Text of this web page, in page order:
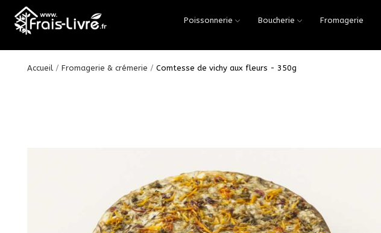
Poissonnerie Boucherie Fromagerie
Accueil Fromagerie & crémerie Comtesse de vichy aux fleurs - 350g